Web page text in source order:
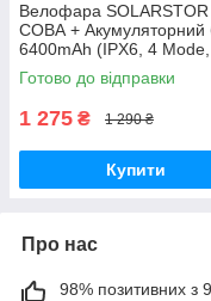
Велофара SOLARSTOR
СОВА + Акумуляторний
6400mAh (IPX6, 4
LED) ПОВНИЙ
Готово до відправки
1 275 ₴ 1 290 ₴
Купити
Про нас
98% позитивних з